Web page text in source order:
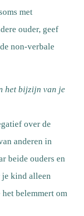
met
ouder, geef
non-verbale
het bijzijn van je
over de
anderen in
beide ouders en
je kind alleen
belemmert om